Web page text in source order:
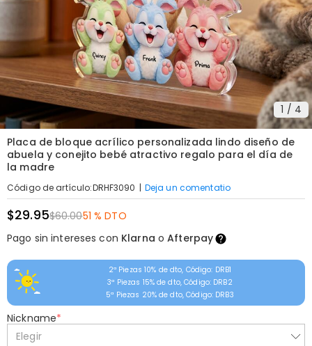
1 / 4
Placa de bloque acrílico personalizada lindo diseño de
abuela y conejito bebé atractivo regalo para el día de
la madre
Código de artículo:DRHF3090 | Deja un comentatio
$29.95$60.0051 % DTO
Pago sin intereses con Klarna oAfterpay
2ª Piezas 10% de dto, Código: DRB1
3ª Piezas 15% de dto, Código: DRB2
5ª Piezas 20% de dto, Código: DRB3
Nickname*
Elegir